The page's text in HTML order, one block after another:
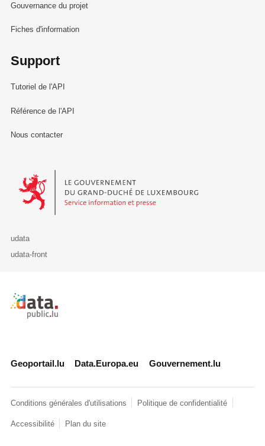
Gouvernance du projet
Fiches d'information
Support
Tutoriel de l'API
Référence de l'API
Nous contacter
Le Gouvernement du Grand-Duché de Luxembourg - Service
udata
udata-front
Retour à l'accueil de data.public.lu
Geoportail.lu Data.Europa.eu Gouvernement.lu
Conditions générales d'utilisations Politique de confidentialité
Accessibilité Plan du site